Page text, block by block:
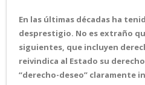
En las últimas décadas ha
desprestigio. No es extraño
siguientes, que incluyen
reivindica al Estado su
“derecho-deseo” claramente